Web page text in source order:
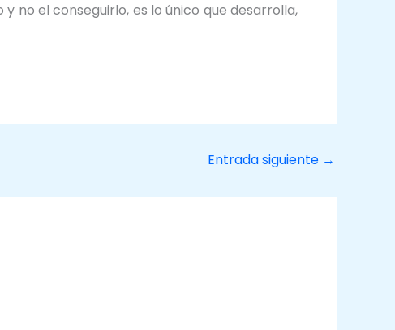
no el conseguirlo, es lo único que desarrolla,
Entrada siguiente →